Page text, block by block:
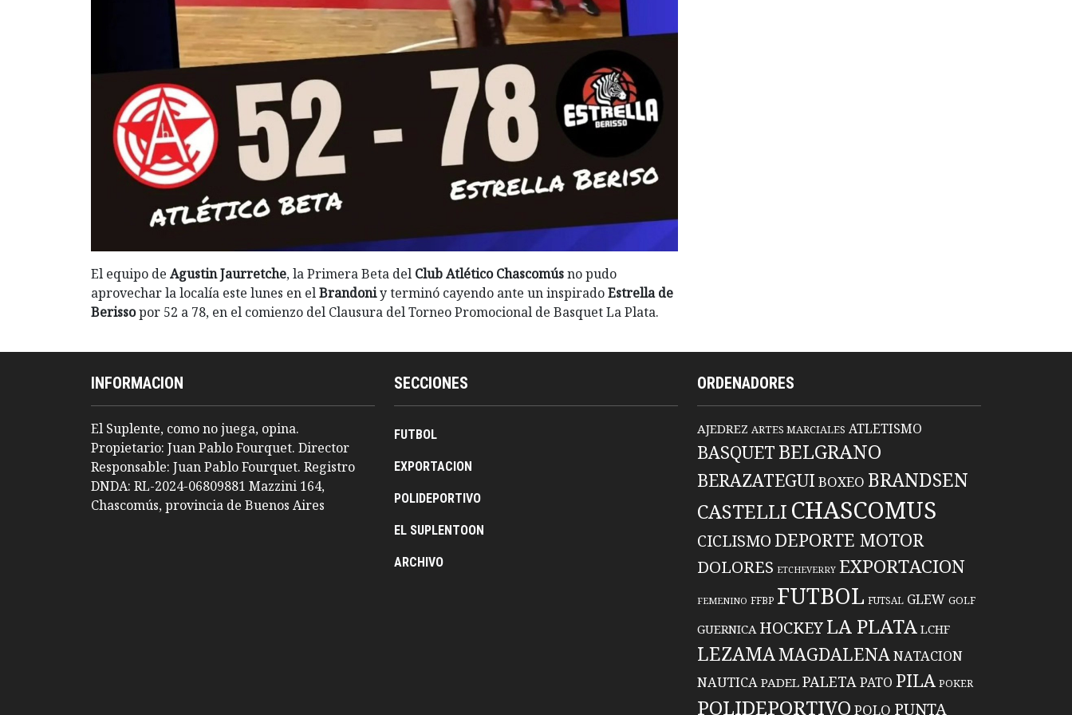
El equipo de Agustin Jaurretche, la Primera Beta del Club Atlético Chascomúsno pudo
aprovechar la localía este lunes en elBrandoniy terminó cayendo ante un inspiradoEstrella de
Berissopor 52 a 78, en el comienzo del Clausura del Torneo Promocional de Basquet La Plata.
INFORMACION
El Suplente, como no juega, opina.
Propietario: Juan Pablo Fourquet. Director
Responsable: Juan Pablo Fourquet. Registro
DNDA: RL-2024-06809881 Mazzini 164,
Chascomús, provincia de Buenos Aires
SECCIONES
FUTBOL
EXPORTACION
POLIDEPORTIVO
EL SUPLENTOON
ARCHIVO
ORDENADORES
AJEDREZ ARTES MARCIALES ATLETISMO
BASQUET BELGRANO
BERAZATEGUIBOXEO BRANDSEN
CASTELLI CHASCOMUS
CICLISMO DEPORTE MOTOR
DOLORES ETCHEVERRY EXPORTACION
FEMENINO FFBP FUTBOL FUTSAL GLEW GOLF
GUERNICA HOCKEYLA PLATA LCHF
LEZAMAMAGDALENANATACION
NAUTICA PADEL PALETAPATO PILA POKER
POLIDEPORTIVO POLO PUNTA